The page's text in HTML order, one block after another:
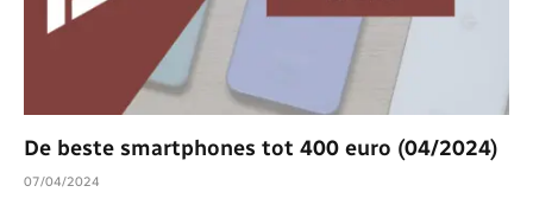
De beste smartphones tot 400 euro (04/2024)
07/04/2024